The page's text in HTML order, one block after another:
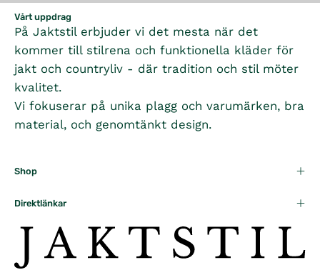
Vårt uppdrag
På Jaktstil erbjuder vi det mesta när det
kommer till stilrena och funktionella kläder för
jakt och countryliv - där tradition och stil möter
kvalitet.
Vi fokuserar på unika plagg och varumärken, bra
material, och genomtänkt design.
Shop
Direktlänkar